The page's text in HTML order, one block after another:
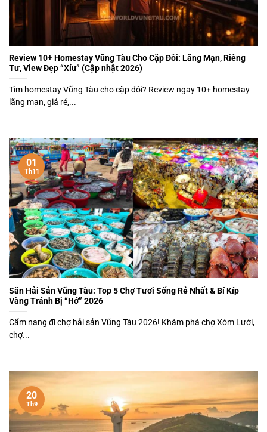
Review 10+ Homestay Vũng Tàu Cho Cặp Đôi: Lãng Mạn, Riêng
Tư, View Đẹp “Xỉu” (Cập nhật 2026)
Tìm homestay Vũng Tàu cho cặp đôi? Review ngay 10+ homestay
lãng mạn, giá rẻ,...
Săn Hải Sản Vũng Tàu: Top 5 Chợ Tươi Sống Rẻ Nhất & Bí Kíp
Vàng Tránh Bị “Hớ” 2026
Cẩm nang đi chợ hải sản Vũng Tàu 2026! Khám phá chợ Xóm Lưới,
chợ...
01
Th11
20
Th9